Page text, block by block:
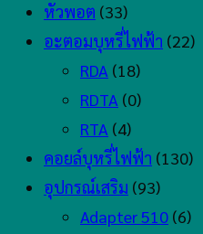
หัวพอต (33)
อะตอมบุหรี่ไฟฟ้า (22)
RDA (18)
RDTA (0)
RTA (4)
คอยล์บุหรี่ไฟฟ้า (130)
อุปกรณ์เสริม (93)
Adapter 510 (6)